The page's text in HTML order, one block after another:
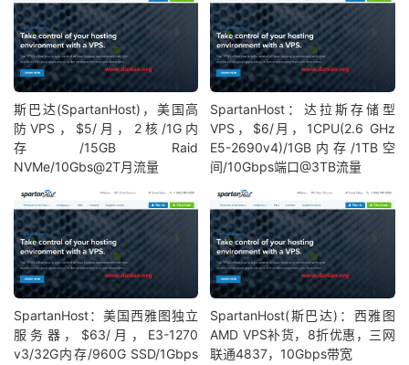
斯巴达(SpartanHost)，美国高
防VPS，$5/月，2核/1G内
存/15GB Raid
NVMe/10Gbs@2T月流量
SpartanHost：达拉斯存储型
VPS，$6/月，1CPU(2.6 GHz
E5-2690v4)/1GB内存/1TB空
间/10Gbps端口@3TB流量
SpartanHost：美国西雅图独立
服务器，$63/月，E3-1270
v3/32G内存/960G SSD/1Gbps
SpartanHost(斯巴达)：西雅图
AMD VPS补货，8折优惠，三网
联通4837，10Gbps带宽